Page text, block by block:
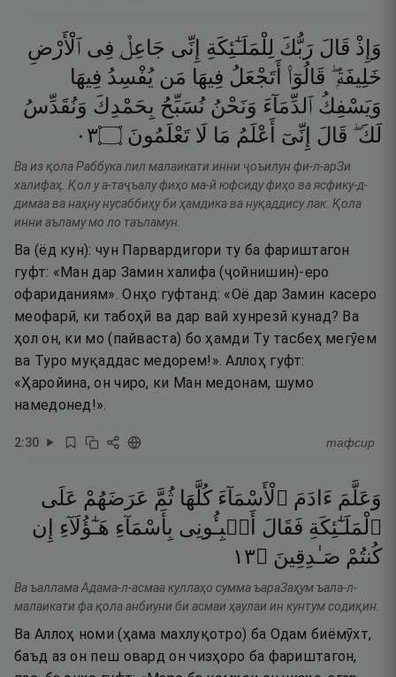
وَإِذْ قَالَ رَبُّكَ لِلْمَلَـٰٓئِكَةِ إِنِّى جَاعِلٌۭ فِى ٱلْأَرْضِ
خَلِيفَةًۭ ۖ قَالُوٓا۟ أَتَجْعَلُ فِيهَا مَن يُفْسِدُ فِيهَا
وَيَسْفِكُ ٱلدِّمَآءَ وَنَحْنُ نُسَبِّحُ بِحَمْدِكَ وَنُقَدِّسُ
لَكَ ۖ قَالَ إِنِّىٓ أَعْلَمُ مَا لَا تَعْلَمُونَ ۝٣٠
Ва из қола Раббука лил малаикати инни ҷоъилун фи-л-арЗи
халифаҳ. Қол у а-таҷъалу фиҳо ма-й юфсиду фиҳо ва ясфику-д-
димаа ва наҳну нусаббиҳу би ҳамдика ва нуқаддису лак. Қола
инни аъламу мо ло таъламун.
Ва (ёд кун): чун Парвардигори ту ба фариштагон
гуфт: «Ман дар Замин халифа (ҷойнишин)-еро
офариданиям». Онҳо гуфтанд: «Оё дар Замин касеро
меофарӣ, ки табоҳӣ ва дар вай хунрезӣ кунад? Ва
ҳол он, ки мо (пайваста) бо ҳамди Ту тасбеҳ мегӯем
ва Туро муқаддас медорем!». Аллоҳ гуфт:
«Ҳаройина, он чиро, ки Ман медонам, шумо
намедонед!».
2:30 тафсир
وَعَلَّمَ ءَادَمَ ٱلْأَسْمَآءَ كُلَّهَا ثُمَّ عَرَضَهُمْ عَلَى
ٱلْمَلَـٰٓئِكَةِ فَقَالَ أَنۢبِـُٔونِى بِأَسْمَآءِ هَـٰٓؤُلَآءِ
إِن
كُنتُمْ صَـٰدِقِينَ ۝٣١
Ва ъаллама Адама-л-асмаа куллаҳо сумма ъараЗаҳум ъала-л-
малаикати фа қола анбиуни би асмаи ҳаулаи ин кунтум содиқин.
Ва Аллоҳ номи (ҳама махлуқотро) ба Одам биёмӯхт,
баъд аз он пеш овард он чизҳоро ба фариштагон,